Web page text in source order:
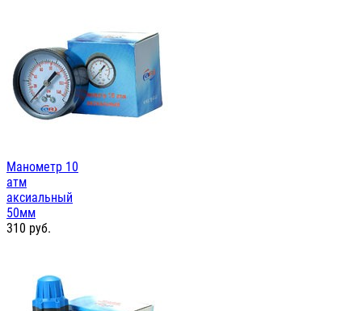
Манометр 10
атм
аксиальный
50мм
310 руб.